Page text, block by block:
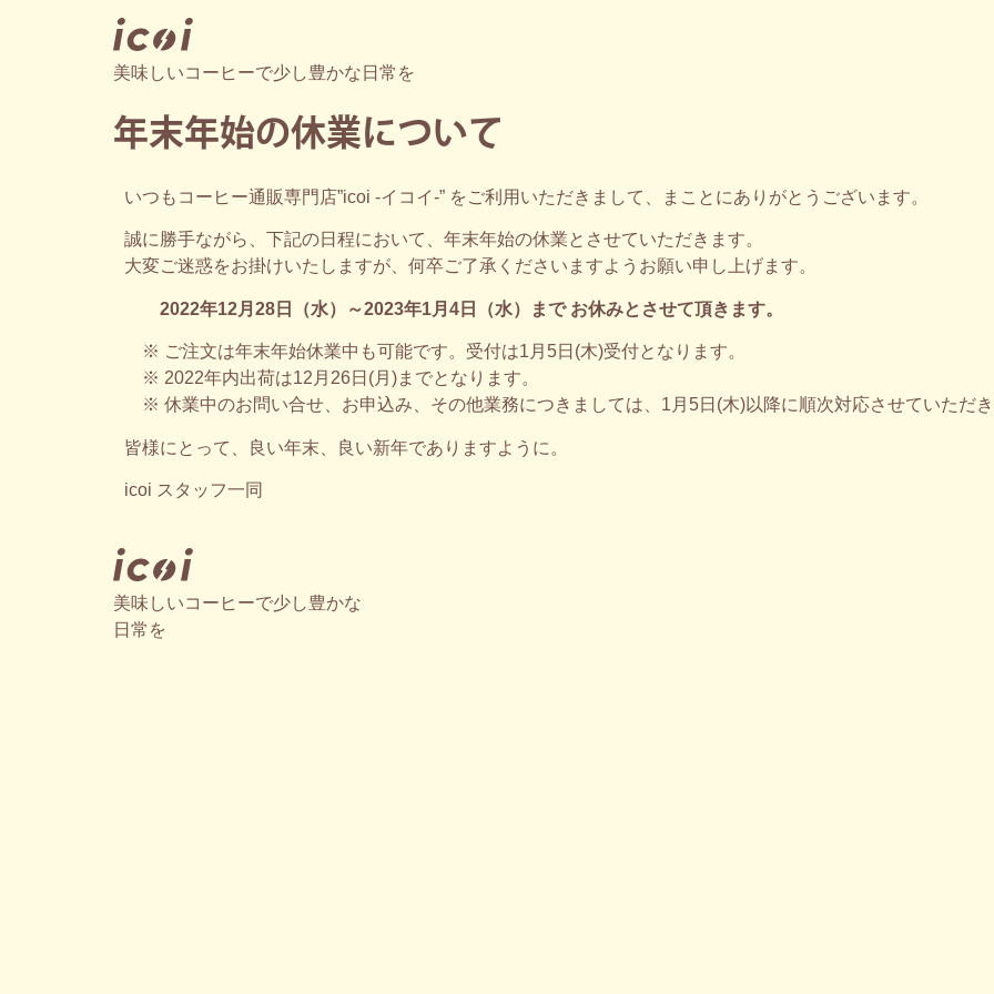
美味しいコーヒーで少し豊かな日常を
年末年始の休業について
いつもコーヒー通販専門店”icoi -イコイ-” をご利用いただきまして、まことにありがとうございます。
誠に勝手ながら、下記の日程において、年末年始の休業とさせていただきます。
大変ご迷惑をお掛けいたしますが、何卒ご了承くださいますようお願い申し上げます。
2022年12月28日（水）～2023年1月4日（水）まで お休みとさせて頂きます。
※ ご注文は年末年始休業中も可能です。受付は1月5日(木)受付となります。
※ 2022年内出荷は12月26日(月)までとなります。
※ 休業中のお問い合せ、お申込み、その他業務につきましては、1月5日(木)以降に順次対応させていただ
皆様にとって、良い年末、良い新年でありますように。
icoi スタッフ一同
美味しいコーヒーで少し豊かな
日常を